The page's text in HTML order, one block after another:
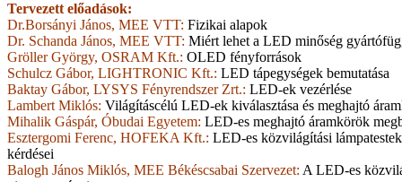
Tervezett előadások:
Dr.Borsányi János, MEE VTT: Fizikai alapok
Dr. Schanda János, MEE VTT: Miért lehet a LED minőség
Gröller György, OSRAM Kft.: OLED fényforrások
Schulcz Gábor, LIGHTRONIC Kft.: LED tápegységek bemutatása
Baktay Gábor, LYSYS Fényrendszer Zrt.: LED-ek vezérlése
Lambert Miklós: Világításcélú LED-ek kiválasztása és meghajtó
Mihalik Gáspár, Óbudai Egyetem: LED-es meghajtó áramkörök
Esztergomi Ferenc, HOFEKA Kft.: LED-es közvilágítási
kérdései
Balogh János Miklós, MEE Békéscsabai Szervezet: A LED-es